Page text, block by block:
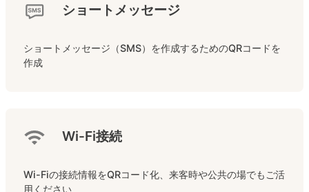
ショートメッセージ
ショートメッセージ（SMS）を作成するためのQRコードを
作成
Wi-Fi接続
Wi-Fiの接続情報をQRコード化、来客時や公共の場でもご活
用ください